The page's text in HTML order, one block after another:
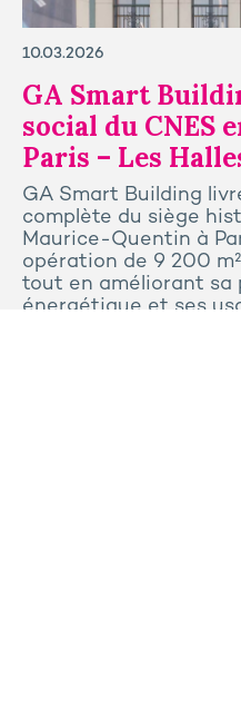
10.03.2026
GA Smart
social du CNES
Paris – Les
GA Smart Building
complète du siège
Maurice-Quentin à
opération de 9 200
tout en améliorant sa
énergétique et ses